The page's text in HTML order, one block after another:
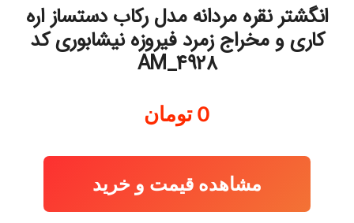
انگشتر نقره مردانه مدل رکاب دستساز اره
کاری و مخراج زمرد فیروزه نیشابوری کد
AM_4928
0 تومان
مشاهده قیمت و خرید